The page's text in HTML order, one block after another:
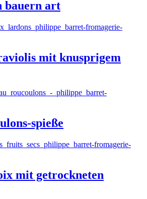
bauern art
mit knusprigem
spieße
mit getrockneten